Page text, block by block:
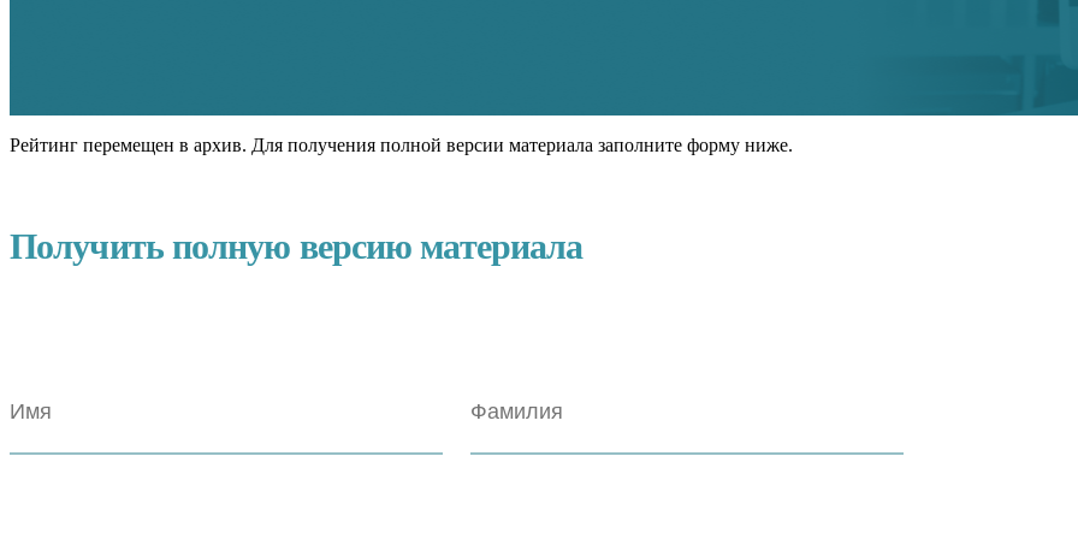
Рейтинг перемещен в архив. Для получения полной версии материала заполните форму ниже.
Получить полную версию материала